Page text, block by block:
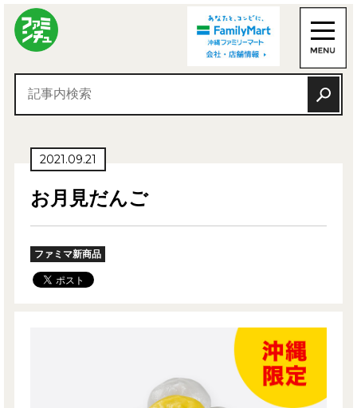
2021.09.21
お月見だんご
ファミマ新商品